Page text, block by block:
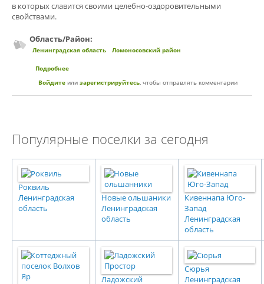
в которых славится своими целебно-оздоровительными
свойствами.
Область/Район:
Ленинградская область Ломоносовский район
Подробнее
Войдите или зарегистрируйтесь, чтобы отправлять комментарии
Популярные поселки за сегодня
Роквиль
Ленинградская
область
Новые ольшаники
Ленинградская
область
Кивеннапа Юго-
Запад
Ленинградская
область
Ладожский
Сюрья
Ленинградская